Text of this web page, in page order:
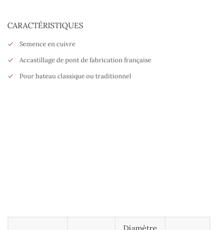
CARACTÉRISTIQUES
Semence en cuivre
Accastillage de pont de fabrication française
Pour bateau classique ou traditionnel